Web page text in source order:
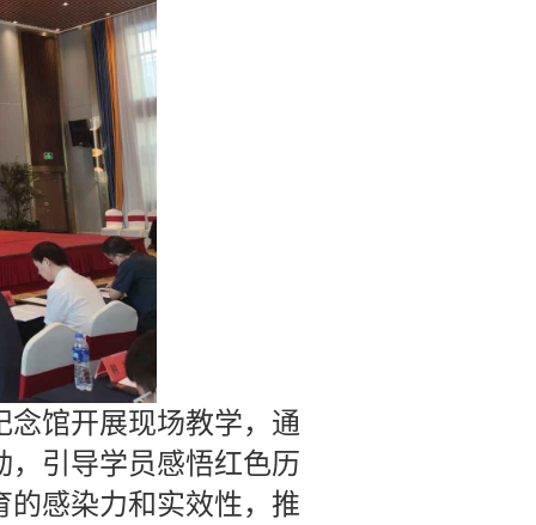
馆开展现场教学，通
，引导学员感悟红色历
的感染力和实效性，推